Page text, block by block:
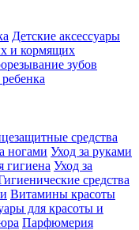
Детские аксессуары
и кормящих
зубов
средства
ногами Уход за руками
гигиена Уход за
средства
Витамины красоты
для красоты и
Парфюмерия